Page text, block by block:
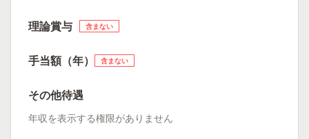
理論賞与 含まない
手当額（年） 含まない
その他待遇
年収を表示する権限がありません